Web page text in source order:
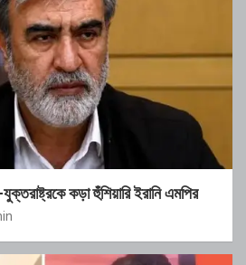
কড়া হুঁশিয়ারি ইরানি এমপির